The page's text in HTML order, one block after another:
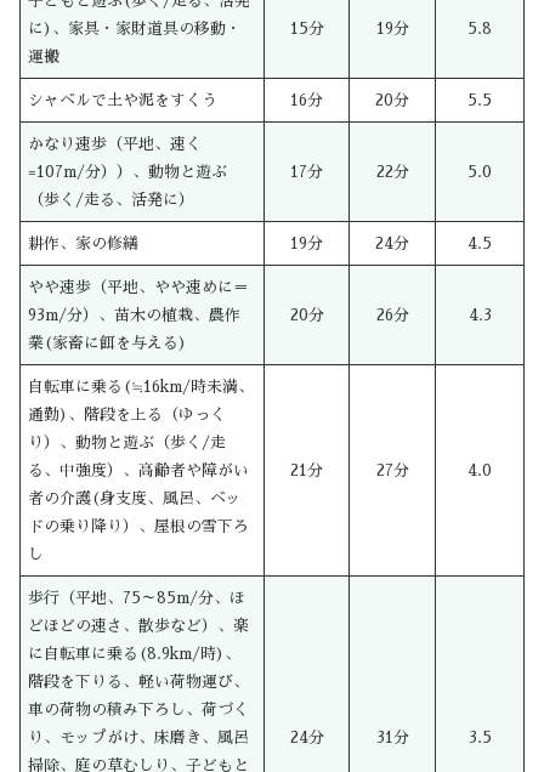
に)、家具・家財道具の移動・
運搬
15分 19分 5.8
シャベルで土や泥をすくう 16分 20分 5.5
かなり速歩（平地、速く
=107m/分））、動物と遊ぶ
（歩く/走る、活発に）
17分 22分 5.0
耕作、家の修繕 19分 24分 4.5
やや速歩（平地、やや速めに＝
93m/分）、苗木の植栽、農作
業(家畜に餌を与える)
20分 26分 4.3
自転車に乗る(≒16km/時未満、
通勤)、階段を上る（ゆっく
り）、動物と遊ぶ（歩く/走
る、中強度）、高齢者や障がい
者の介護(身支度、風呂、ベッ
ドの乗り降り）、屋根の雪下ろ
し
21分 27分 4.0
歩行（平地、75～85m/分、ほ
どほどの速さ、散歩など）、楽
に自転車に乗る(8.9km/時)、
階段を下りる、軽い荷物運び、
車の荷物の積み下ろし、荷づく
り、モップがけ、床磨き、風呂
掃除、庭の草むしり、子どもと
24分 31分 3.5